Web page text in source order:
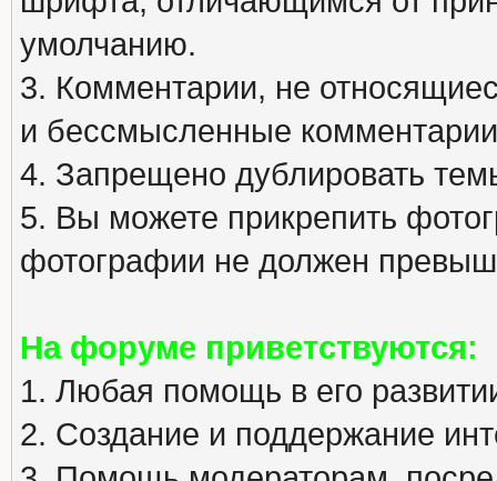
умолчанию.
3. Комментарии, не
и бессмысленные
4. Запрещено дублировать
5. Вы можете прикрепить
фотографии не должен
На форуме приветствуются:
1. Любая помощь в его
2. Создание и поддержание